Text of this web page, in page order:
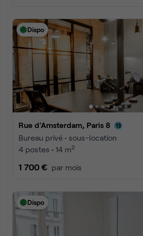
Dispo
Rue d'Amsterdam, Paris 8
Bureau privé • sous-location
4 postes • 14 m2
1 700 € par mois
Dispo